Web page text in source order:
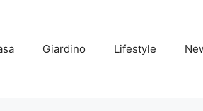
Giardino Lifestyle